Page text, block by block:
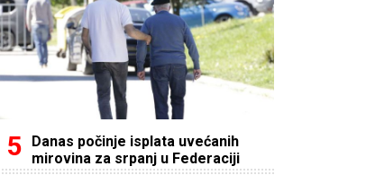
Danas počinje isplata uvećanih
mirovina za srpanj u Federaciji